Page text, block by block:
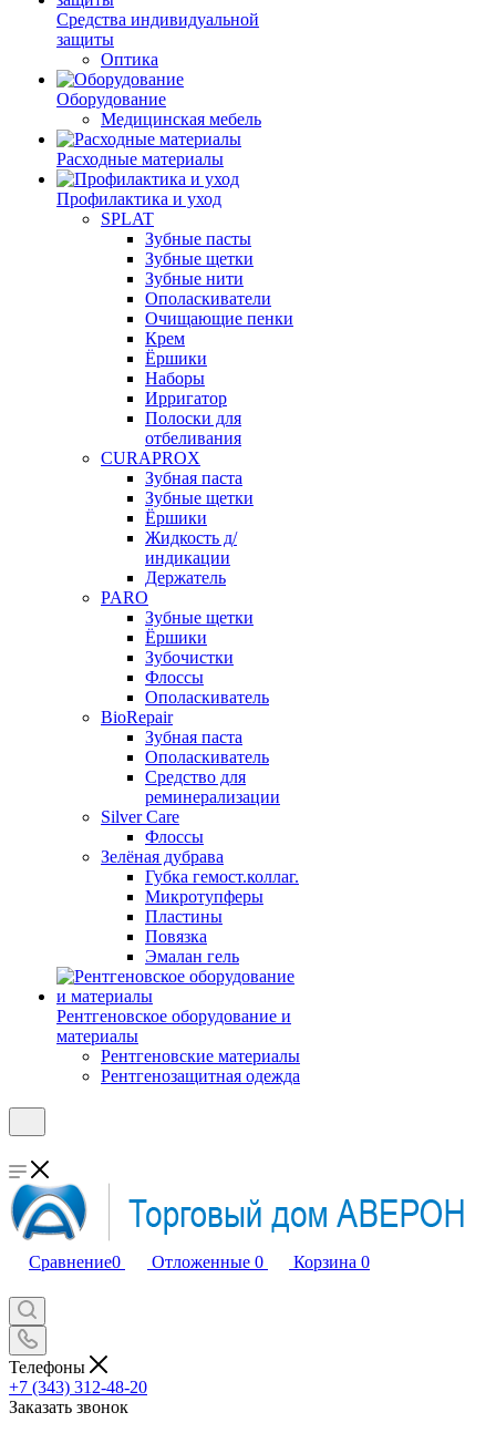
Средства индивидуальной
защиты
Оптика
Оборудование
Медицинская мебель
Расходные материалы
Профилактика и уход
SPLAT
Зубные пасты
Зубные щетки
Зубные нити
Ополаскиватели
Очищающие пенки
Крем
Ёршики
Наборы
Ирригатор
Полоски для
отбеливания
CURAPROX
Зубная паста
Зубные щетки
Ёршики
Жидкость д/
индикации
Держатель
PARO
Зубные щетки
Ёршики
Зубочистки
Флоссы
Ополаскиватель
BioRepair
Зубная паста
Ополаскиватель
Средство для
реминерализации
Silver Care
Флоссы
Зелёная дубрава
Губка гемост.коллаг.
Микротупферы
Пластины
Повязка
Эмалан гель
Рентгеновское оборудование и
материалы
Рентгеновские материалы
Рентгенозащитная одежда
Сравнение0 Отложенные 0 Корзина 0
Телефоны
+7 (343) 312-48-20
Заказать звонок